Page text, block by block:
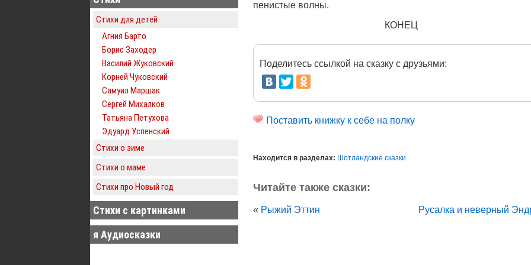
Стихи для детей
Агния Барто
Борис Заходер
Василий Жуковский
Корней Чуковский
Самуил Маршак
Сергей Михалков
Татьяна Петухова
Эдуард Успенский
Стихи о зиме
Стихи о маме
Стихи про Новый год
Стихи с картинками
я Аудиосказки
пенистые волны.
КОНЕЦ
Поделитесь ссылкой на сказку с друзьями:
Поставить книжку к себе на полку
Находится в разделах: Шотландские сказки
Читайте также сказки:
« Рыжий Эттин Русалка и неверный